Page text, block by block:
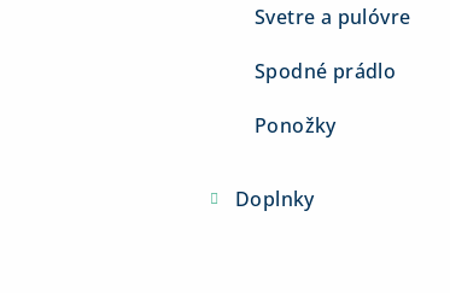
Svetre a pulóvre
Spodné prádlo
Ponožky
Doplnky